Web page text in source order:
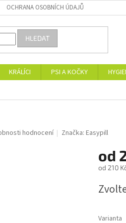
OCHRANA OSOBNÍCH ÚDAJŮ
HLEDAT
KRÁLÍCI PSI A KOČKY
hodnocení Značka:Easypill
od
od 210
cena:
Varianta